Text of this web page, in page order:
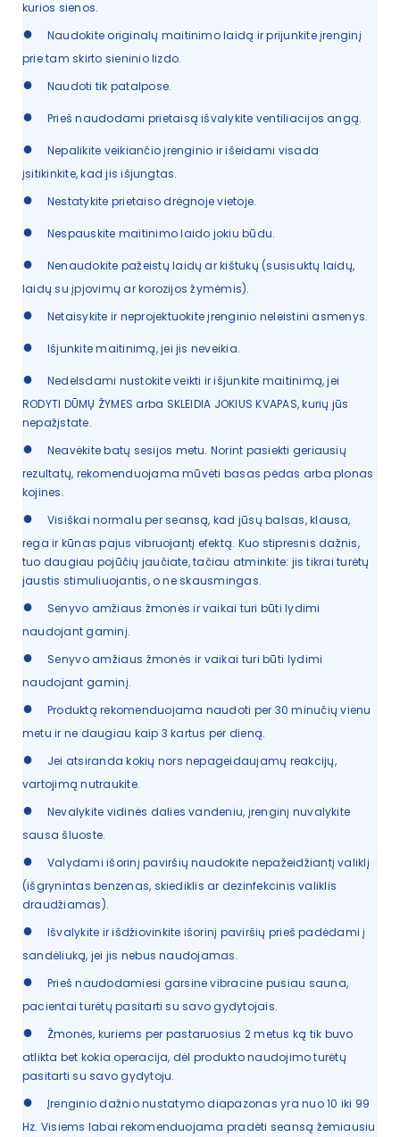
kurios sienos.
●
Naudokite originalų maitinimo laidą ir prijunkite įrenginį
prie tam skirto sieninio lizdo.
● Naudoti tik patalpose.
● Prieš naudodami prietaisą išvalykite ventiliacijos angą.
●
Nepalikite veikiančio įrenginio ir išeidami visada
įsitikinkite, kad jis išjungtas.
● Nestatykite prietaiso drėgnoje vietoje.
● Nespauskite maitinimo laido jokiu būdu.
●
Nenaudokite pažeistų laidų ar kištukų (susisuktų laidų,
laidų su įpjovimų ar korozijos žymėmis).
● Netaisykite ir neprojektuokite įrenginio neleistini asmenys.
● Išjunkite maitinimą, jei jis neveikia.
●
Nedelsdami nustokite veikti ir išjunkite maitinimą, jei
RODYTI DŪMŲ ŽYMES arba SKLEIDIA JOKIUS KVAPAS, kurių jūs
nepažįstate.
●
Neavėkite batų sesijos metu. Norint pasiekti geriausių
rezultatų, rekomenduojama mūvėti basas pėdas arba plonas
kojines.
●
Visiškai normalu per seansą, kad jūsų balsas, klausa,
rega ir kūnas pajus vibruojantį efektą. Kuo stipresnis dažnis,
tuo daugiau pojūčių jaučiate, tačiau atminkite: jis tikrai turėtų
jaustis stimuliuojantis, o ne skausmingas.
●
Senyvo amžiaus žmonės ir vaikai turi būti lydimi
naudojant gaminį.
●
Senyvo amžiaus žmonės ir vaikai turi būti lydimi
naudojant gaminį.
●
Produktą rekomenduojama naudoti per 30 minučių vienu
metu ir ne daugiau kaip 3 kartus per dieną.
●
Jei atsiranda kokių nors nepageidaujamų reakcijų,
vartojimą nutraukite.
●
Nevalykite vidinės dalies vandeniu, įrenginį nuvalykite
sausa šluoste.
●
Valydami išorinį paviršių naudokite nepažeidžiantį valiklį
(išgrynintas benzenas, skiediklis ar dezinfekcinis valiklis
draudžiamas).
●
Išvalykite ir išdžiovinkite išorinį paviršių prieš padėdami į
sandėliuką, jei jis nebus naudojamas.
●
Prieš naudodamiesi garsine vibracine pusiau sauna,
pacientai turėtų pasitarti su savo gydytojais.
●
Žmonės, kuriems per pastaruosius 2 metus ką tik buvo
atlikta bet kokia operacija, dėl produkto naudojimo turėtų
pasitarti su savo gydytoju.
●
Įrenginio dažnio nustatymo diapazonas yra nuo 10 iki 99
Hz. Visiems labai rekomenduojama pradėti seansą žemiausiu